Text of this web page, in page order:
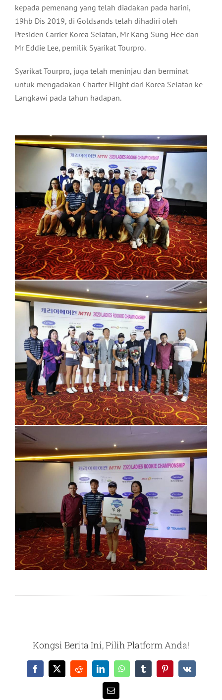
kepada pemenang yang telah diadakan pada harini,
19hb Dis 2019, di Goldsands telah dihadiri oleh
Presiden Carrier Korea Selatan, Mr Kang Sung Hee dan
Mr Eddie Lee, pemilik Syarikat Tourpro.
Syarikat Tourpro, juga telah meninjau dan berminat
untuk mengadakan Charter Flight dari Korea Selatan ke
Langkawi pada tahun hadapan.
Kongsi Berita Ini, Pilih Platform Anda!
Facebook
X RedditLinkedInWhatsAppTumblrPinterest
Vk
Email